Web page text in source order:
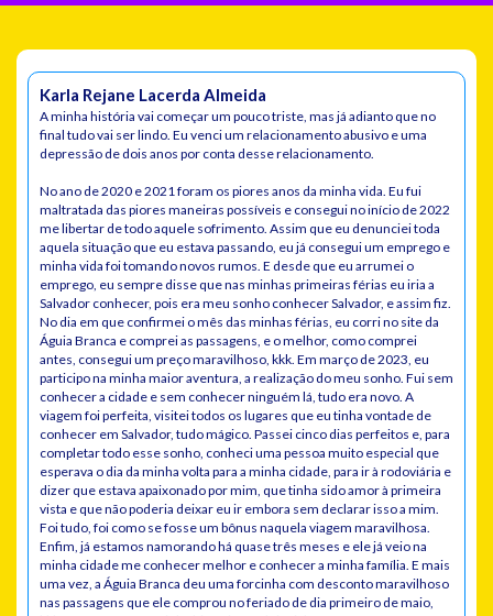
Karla Rejane Lacerda Almeida
A minha história vai começar um pouco triste, mas já adianto que no
final tudo vai ser lindo. Eu venci um relacionamento abusivo e uma
depressão de dois anos por conta desse relacionamento.
No ano de 2020 e 2021 foram os piores anos da minha vida. Eu fui
maltratada das piores maneiras possíveis e consegui no início de 2022
me libertar de todo aquele sofrimento. Assim que eu denunciei toda
aquela situação que eu estava passando, eu já consegui um emprego e
minha vida foi tomando novos rumos. E desde que eu arrumei o
emprego, eu sempre disse que nas minhas primeiras férias eu iria a
Salvador conhecer, pois era meu sonho conhecer Salvador, e assim fiz.
No dia em que confirmei o mês das minhas férias, eu corri no site da
Águia Branca e comprei as passagens, e o melhor, como comprei
antes, consegui um preço maravilhoso, kkk. Em março de 2023, eu
participo na minha maior aventura, a realização do meu sonho. Fui sem
conhecer a cidade e sem conhecer ninguém lá, tudo era novo. A
viagem foi perfeita, visitei todos os lugares que eu tinha vontade de
conhecer em Salvador, tudo mágico. Passei cinco dias perfeitos e, para
completar todo esse sonho, conheci uma pessoa muito especial que
esperava o dia da minha volta para a minha cidade, para ir à rodoviária e
dizer que estava apaixonado por mim, que tinha sido amor à primeira
vista e que não poderia deixar eu ir embora sem declarar isso a mim.
Foi tudo, foi como se fosse um bônus naquela viagem maravilhosa.
Enfim, já estamos namorando há quase três meses e ele já veio na
minha cidade me conhecer melhor e conhecer a minha família. E mais
uma vez, a Águia Branca deu uma forcinha com desconto maravilhoso
nas passagens que ele comprou no feriado de dia primeiro de maio,